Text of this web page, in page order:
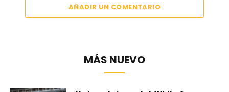
AÑADIR UN COMENTARIO
MÁS NUEVO